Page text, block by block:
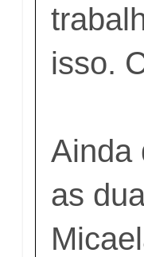
isso.
Ainda
as